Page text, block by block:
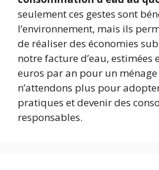
seulement ces gestes sont
l’environnement, mais ils
de réaliser des économies
notre facture d’eau, estimées
euros par an pour un
n’attendons plus pour
pratiques et devenir des
responsables.